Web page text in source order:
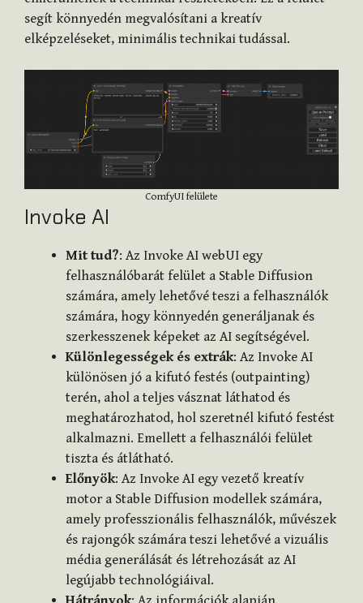
segít könnyedén megvalósítani a kreatív
elképzeléseket, minimális technikai tudással.
ComfyUI felülete
Invoke AI
Mit tud?: Az Invoke AI webUI egy
felhasználóbarát felület a Stable Diffusion
számára, amely lehetővé teszi a felhasználók
számára, hogy könnyedén generáljanak és
szerkesszenek képeket az AI segítségével.
Különlegességek és extrák: Az Invoke AI
különösen jó a kifutó festés (outpainting)
terén, ahol a teljes vásznat láthatod és
meghatározhatod, hol szeretnél kifutó festést
alkalmazni. Emellett a felhasználói felület
tiszta és átlátható.
Előnyök: Az Invoke AI egy vezető kreatív
motor a Stable Diffusion modellek számára,
amely professzionális felhasználók, művészek
és rajongók számára teszi lehetővé a vizuális
média generálását és létrehozását az AI
legújabb technológiáival.